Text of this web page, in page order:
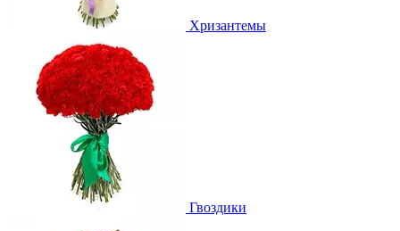
Хризантемы
Гвоздики